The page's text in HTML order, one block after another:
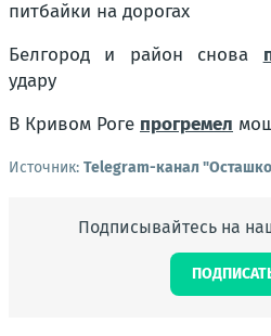
питбайки на дорогах
Белгород и район снова
удару
В Кривом Роге прогремел
Источник: Telegram-канал
Подписывайтесь на